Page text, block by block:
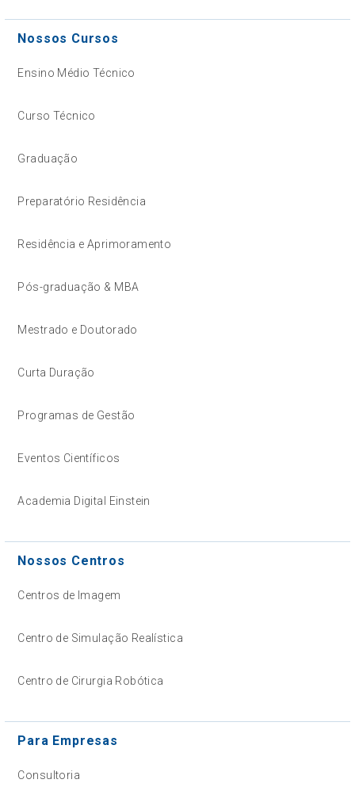
Nossos Cursos
Ensino Médio Técnico
Curso Técnico
Graduação
Preparatório Residência
Residência e Aprimoramento
Pós-graduação & MBA
Mestrado e Doutorado
Curta Duração
Programas de Gestão
Eventos Científicos
Academia Digital Einstein
Nossos Centros
Centros de Imagem
Centro de Simulação Realística
Centro de Cirurgia Robótica
Para Empresas
Consultoria